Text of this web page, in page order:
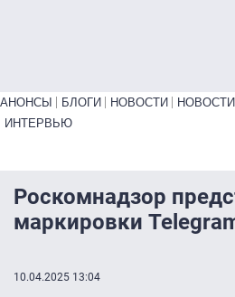
Primary links bottom
АНОНСЫ БЛОГИ НОВОСТИ
ИНТЕРВЬЮ
Роскомнадзор
маркировки
10.04.2025 13:04